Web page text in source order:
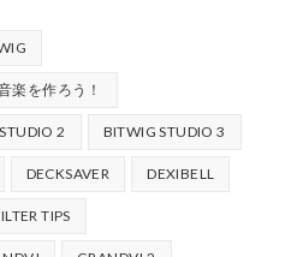
楽を作ろう！
2 BITWIG STUDIO 3
DECKSAVER DEXIBELL
TIPS